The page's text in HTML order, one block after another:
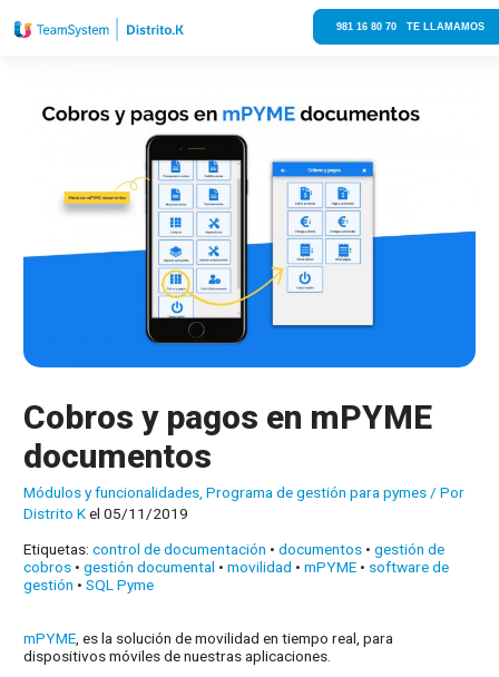
981 16 80 70 TE LLAMAMOS
Cobros y pagos en mPYME
documentos
Módulos y funcionalidades,Programa de gestión para pymes/ Por
Distrito Kel 05/11/2019
Etiquetas:control de documentación •documentos •gestión de
cobros •gestión documental •movilidad •mPYME • software de
gestión •SQL Pyme
mPYME , es la solución de movilidad en tiempo real, para
dispositivos móviles de nuestras aplicaciones.